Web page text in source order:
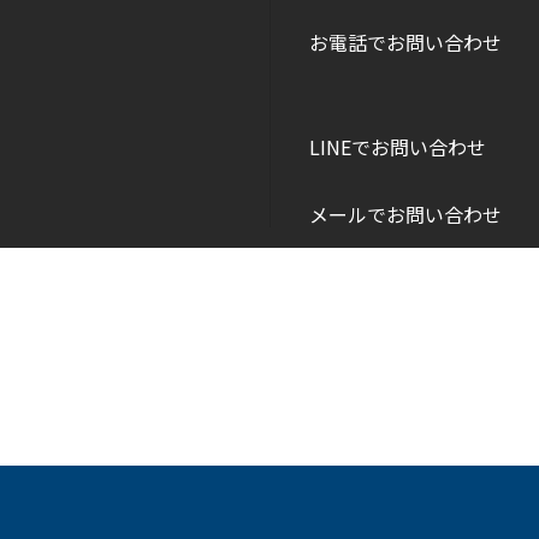
お電話でお問い合わせ
LINEでお問い合わせ
メールでお問い合わせ